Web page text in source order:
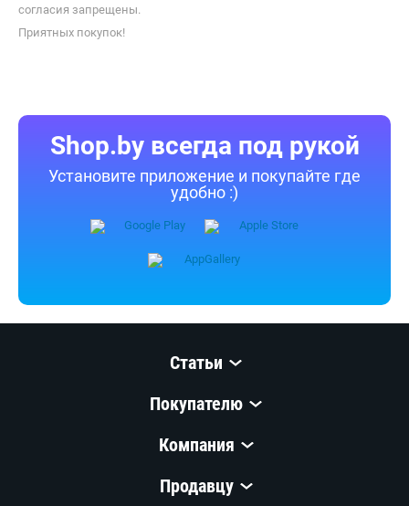
согласия запрещены.
Приятных покупок!
Shop.by всегда под рукой
Установите приложение и покупайте где
удобно :)
Статьи
Покупателю
Компания
Продавцу